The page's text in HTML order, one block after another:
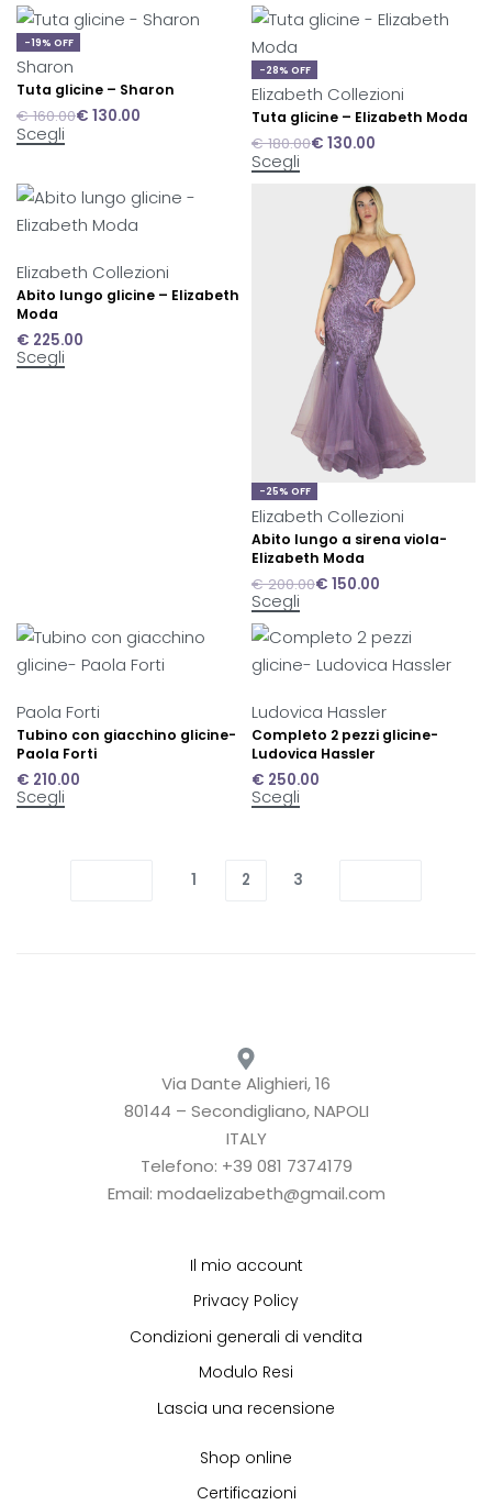
-19% OFF
Sharon
Tuta glicine – Sharon
€160.00€ 130.00
Scegli
-28% OFF
Elizabeth Collezioni
Tuta glicine – Elizabeth Moda
€180.00€ 130.00
Scegli
Elizabeth Collezioni
Abito lungo glicine – Elizabeth
Moda
€ 225.00
Scegli
-25% OFF
Elizabeth Collezioni
Abito lungo a sirena viola-
Elizabeth Moda
€200.00€ 150.00
Scegli
Paola Forti
Tubino con giacchino glicine-
Paola Forti
€ 210.00
Scegli
Ludovica Hassler
Completo 2 pezzi glicine-
Ludovica Hassler
€ 250.00
Scegli
1 2 3
Via Dante Alighieri, 16
80144 – Secondigliano, NAPOLI
ITALY
Telefono: +39 081 7374179
Email: modaelizabeth@gmail.com
Il mio account
Privacy Policy
Condizioni generali di vendita
Modulo Resi
Lascia una recensione
Shop online
Certificazioni